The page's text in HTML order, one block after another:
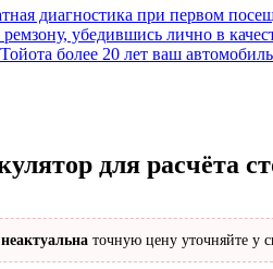
для расчёта
неактуальна точную цену уточняйте у